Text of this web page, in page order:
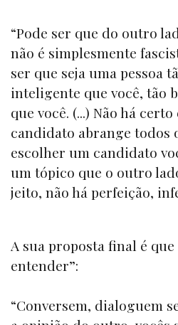
“Pode ser que do outro
não é simplesmente
ser que seja uma pessoa
inteligente que você, tão
que você. (...) Não há
candidato abrange todos
escolher um candidato
um tópico que o outro
jeito, não há perfeição,
A sua proposta final é
entender”:
“Conversem, dialoguem